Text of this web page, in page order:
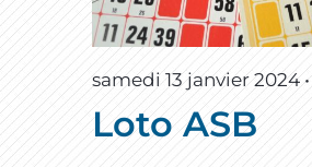
samedi 13 janvier 2024
Loto ASB